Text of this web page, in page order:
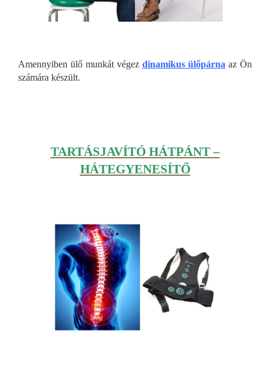
Amennyiben ülő munkát végez dinamikus ülőpárna az Ön
számára készült.
TARTÁSJAVÍTÓ HÁTPÁNT –
HÁTEGYENESÍTŐ